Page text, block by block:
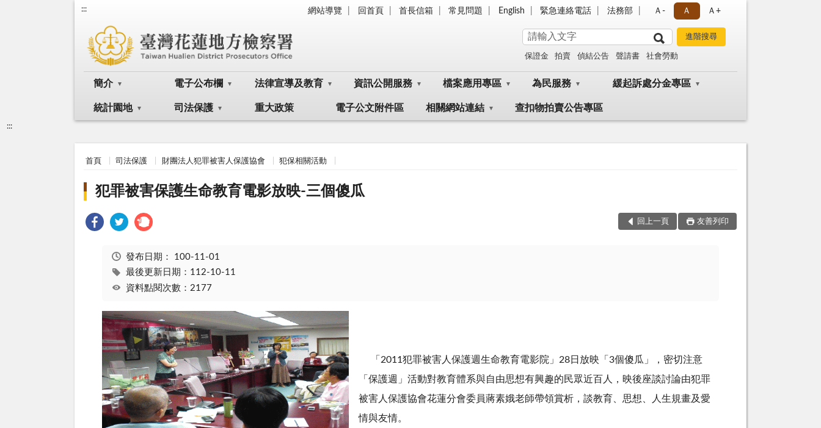
::: 網站導覽 回首頁 首長信箱 常見問題 English 緊急連絡電話 法務部 Ａ- Ａ Ａ+
保證金 拍賣 偵結公告 聲請書 社會勞動
簡介 電子公布欄 法律宣導及教育 資訊公開服務 檔案應用專區 為民服務 緩起訴處分金專區
統計園地 司法保護 重大政策 電子公文附件區 相關網站連結 查扣物拍賣公告專區
:::
首頁 司法保護 財團法人犯罪被害人保護協會 犯保相關活動
犯罪被害保護生命教育電影放映-三個傻瓜
回上一頁 友善列印
發布日期： 100-11-01
最後更新日期：112-10-11
資料點閱次數：2177
「2011犯罪被害人保護週生命教育電影院」28日放映「3個傻瓜」，密切注意
「保護週」活動對教育體系與自由思想有興趣的民眾近百人，映後座談討論由犯罪
被害人保護協會花蓮分會委員蔣素娥老師帶領賞析，談教育、思想、人生規畫及愛
情與友情。